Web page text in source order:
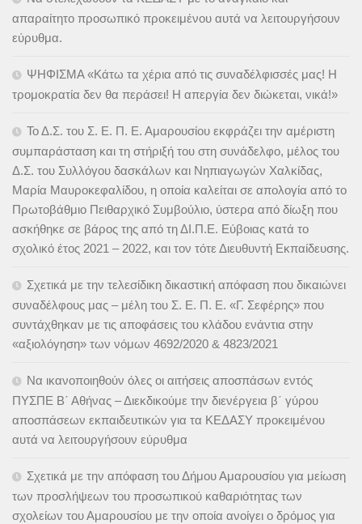
απαραίτητο προσωπικό προκειμένου αυτά να λειτουργήσουν
εύρυθμα.
ΨΗΦΙΣΜΑ «Κάτω τα χέρια από τις συναδέλφισσές μας! Η
τρομοκρατία δεν θα περάσει! Η απεργία δεν διώκεται, νικά!»
Το Δ.Σ. του Σ. Ε. Π. Ε. Αμαρουσίου εκφράζει την αμέριστη
συμπαράσταση και τη στήριξή του στη συνάδελφο, μέλος του
Δ.Σ. του Συλλόγου δασκάλων και Νηπιαγωγών Χαλκίδας,
Μαρία Μαυροκεφαλίδου, η οποία καλείται σε απολογία από το
Πρωτοβάθμιο Πειθαρχικό Συμβούλιο, ύστερα από δίωξη που
ασκήθηκε σε βάρος της από τη ΔΙ.Π.Ε. Εύβοιας κατά το
σχολικό έτος 2021 – 2022, και τον τότε Διευθυντή Εκπαίδευσης.
Σχετικά με την τελεσίδικη δικαστική απόφαση που δικαιώνει
συναδέλφους μας – μέλη του Σ. Ε. Π. Ε. «Γ. Σεφέρης» που
συντάχθηκαν με τις αποφάσεις του κλάδου ενάντια στην
«αξιολόγηση» των νόμων 4692/2020 & 4823/2021
Να ικανοποιηθούν όλες οι αιτήσεις αποσπάσων εντός
ΠΥΣΠΕ Β΄ Αθήνας – Διεκδικούμε την διενέργεια β΄ γύρου
αποσπάσεων εκπαιδευτικών για τα ΚΕΔΑΣΥ προκειμένου
αυτά να λειτουργήσουν εύρυθμα
Σχετικά με την απόφαση του Δήμου Αμαρουσίου για μείωση
των προσλήψεων του προσωπικού καθαριότητας των
σχολείων του Αμαρουσίου με την οποία ανοίγει ο δρόμος για